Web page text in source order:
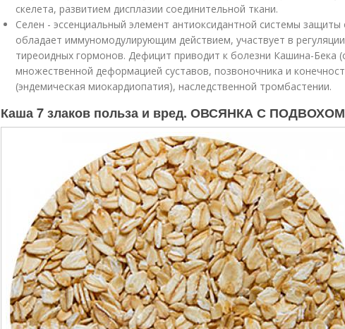
скелета, развитием дисплазии соединительной ткани.
Селен - эссенциальный элемент антиоксидантной системы защиты
обладает иммуномодулирующим действием, участвует в
тиреоидных гормонов. Дефицит приводит к болезни Кашина-Бека
множественной деформацией суставов, позвоночника и
(эндемическая миокардиопатия), наследственной тромбастении.
Каша 7 злаков польза и вред. ОВСЯНКА С ПОДВОХОМ